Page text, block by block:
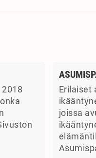
Erilaiset
joissa